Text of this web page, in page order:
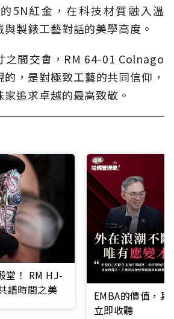
5N紅金，在科技材質融入溫
製錶工藝對話的美學高度。
之間交會，RM 64-01 Colnago
，是對極致工藝的共同信仰，
追求卓越的最高致敬。
HJ-
譜時間之美
EMBA的價值，
立即收聽